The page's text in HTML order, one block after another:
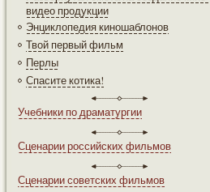
видео продукции
Энциклопедия киношаблонов
Твой первый фильм
Перлы
Спасите котика!
Учебники по драматургии
Сценарии российских фильмов
Сценарии советских фильмов